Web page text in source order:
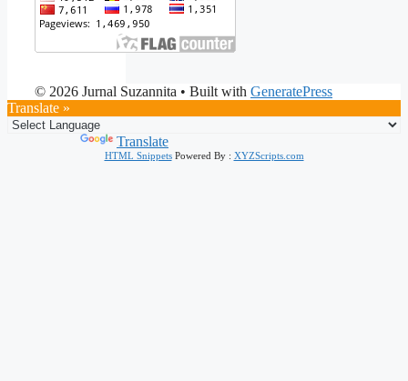
© 2026 Jurnal Suzannita • Built with GeneratePress
Translate »
Translate
HTML SnippetsPowered By : XYZScripts.com